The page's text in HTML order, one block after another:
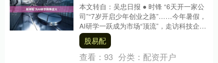
本文转自：吴忠日报 ● 时锋 “6天开一家公
司”“7岁开启少年创业之路”……今年暑假，
AI研学一跃成为市场“顶流”，走访科技企
业、实操AI工具等项目五花八门，过....
股易配
查看： 93 分类： 配资开户